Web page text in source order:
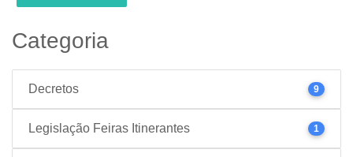
Categoria
Decretos 9
Legislação Feiras Itinerantes 1